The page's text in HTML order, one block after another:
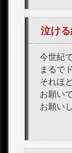
泣け
今世紀
まるで
それほ
お願い
お願い